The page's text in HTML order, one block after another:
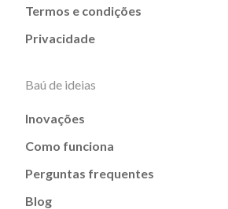
Termos e condições
Privacidade
Baú de ideias
Inovações
Como funciona
Perguntas frequentes
Blog